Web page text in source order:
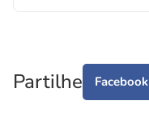
Partilhe Facebook